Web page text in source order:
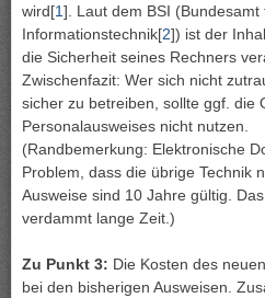
wird[1]. Laut dem BSI
Informationstechnik[2]) ist der
die Sicherheit seines Rechners
Zwischenfazit: Wer sich nicht
sicher zu betreiben, sollte ggf. die
Personalausweises nicht nutzen.
(Randbemerkung: Elektronische
Problem, dass die übrige Technik
Ausweise sind 10 Jahre gültig.
verdammt lange Zeit.)
Zu Punkt 3: Die Kosten des
bei den bisherigen Ausweisen.